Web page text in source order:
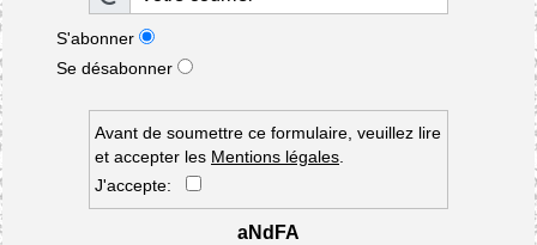
S'abonner
Se désabonner
Avant de soumettre ce formulaire, veuillez lire
et accepter les Mentions légales.
J'accepte:
aNdFA